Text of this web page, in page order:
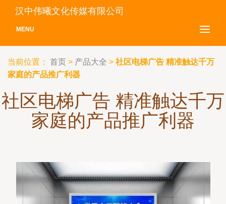
汉中伟曦文化传媒有限公司
MENU
当前位置： 首页 > 产品大全 > 社区电梯广告 精准触达千万
家庭的产品推广利器
社区电梯广告 精准触达千万
家庭的产品推广利器